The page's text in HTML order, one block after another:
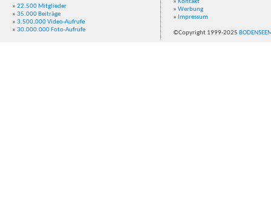
» 22.500 Mitglieder
» 35.000 Beiträge
» 3.500.000 Video-Aufrufe
» 30.000.000 Foto-Aufrufe
» Kontakt
» Werbung
» Impressum
©Copyright 1999-2025